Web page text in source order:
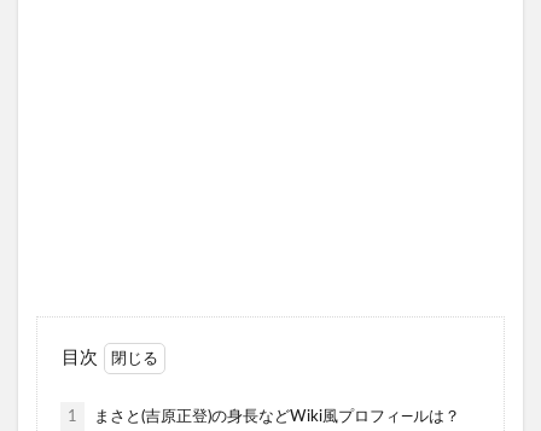
目次
1
まさと(吉原正登)の身長などWiki風プロフィ―ルは？